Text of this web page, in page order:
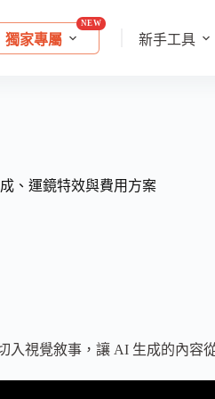
獨家專屬 新手工具
、運鏡特效與費用方案
入視覺敘事，讓 AI 生成的內容